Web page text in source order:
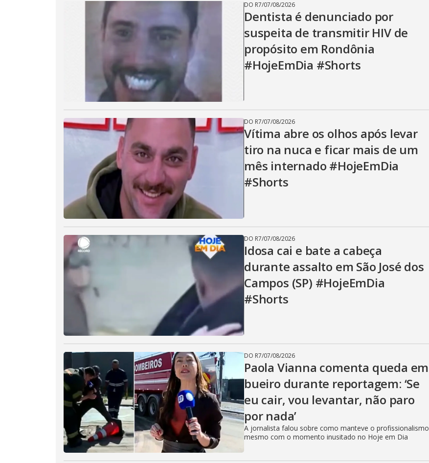
DO R7/07/08/2026
Dentista é denunciado por
suspeita de transmitir HIV de
propósito em Rondônia
#HojeEmDia #Shorts
DO R7/07/08/2026
Vítima abre os olhos após levar
tiro na nuca e ficar mais de um
mês internado #HojeEmDia
#Shorts
DO R7/07/08/2026
Idosa cai e bate a cabeça
durante assalto em São José dos
Campos (SP) #HojeEmDia
#Shorts
DO R7/07/08/2026
Paola Vianna comenta queda em
bueiro durante reportagem: ‘Se
eu cair, vou levantar, não paro
por nada’
A jornalista falou sobre como manteve o profissionalismo
mesmo com o momento inusitado no Hoje em Dia